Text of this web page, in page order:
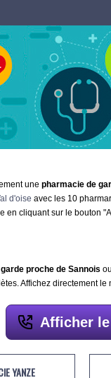
une pharmacie de
d'oise avec les 10
cliquant sur le bouton
proche de Sannois
Affichez directement
Afficher
YANZE